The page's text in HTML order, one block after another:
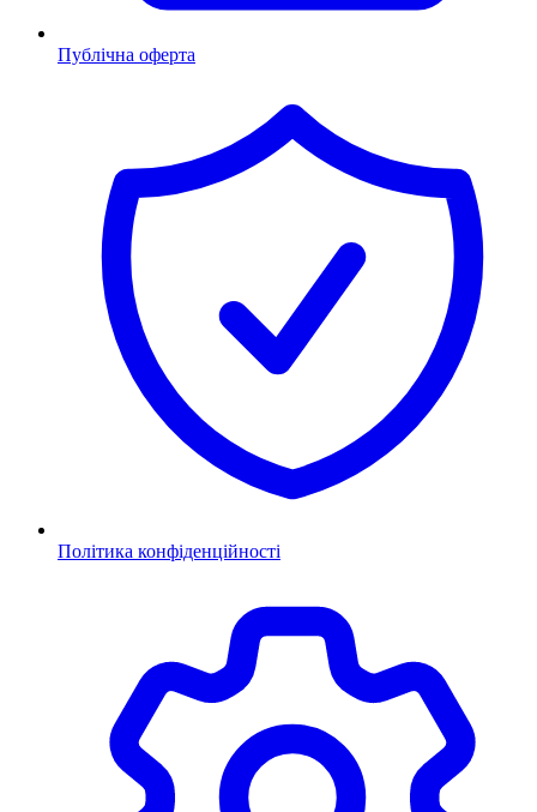
Публічна оферта
Політика конфіденційності